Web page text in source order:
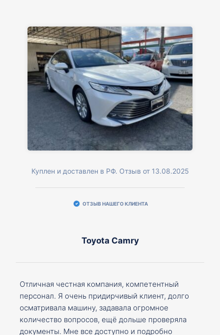
Куплен и доставлен в РФ. Отзыв от 13.08.2025
ОТЗЫВ НАШЕГО КЛИЕНТА
Toyota Camry
Отличная честная компания, компетентный
персонал. Я очень придирчивый клиент, долго
осматривала машину, задавала огромное
количество вопросов, ещё дольше проверяла
документы. Мне все доступно и подробно